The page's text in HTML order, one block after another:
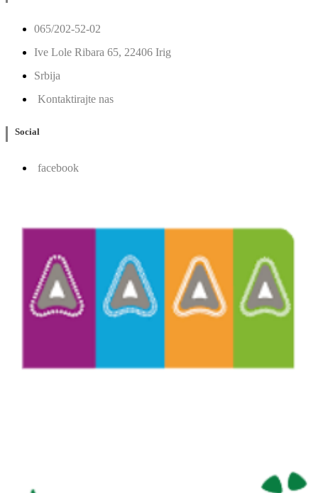
065/202-52-02
Ive Lole Ribara 65, 22406 Irig
Srbija
Kontaktirajte nas
Social
facebook